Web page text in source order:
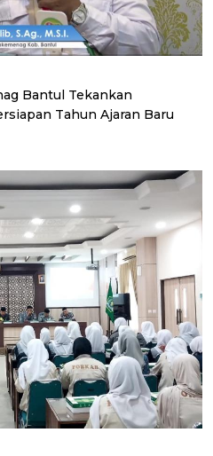
Bantul Tekankan
Tahun Ajaran Baru